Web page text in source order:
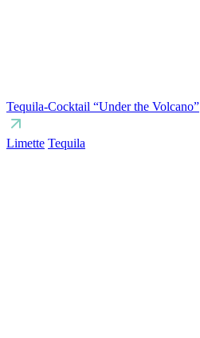
Tequila-Cocktail “Under the Volcano”
Limette Tequila